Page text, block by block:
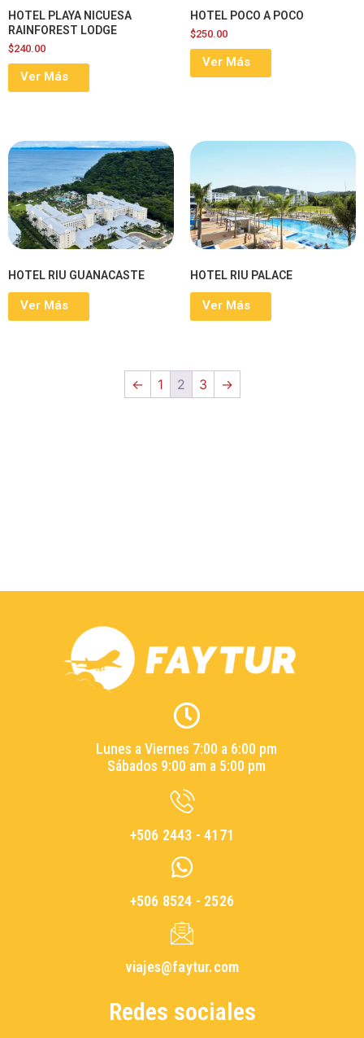
HOTEL PLAYA NICUESA
RAINFOREST LODGE
$240.00
Ver Más
HOTEL POCO A POCO
$250.00
Ver Más
HOTEL RIU GUANACASTE
Ver Más
HOTEL RIU PALACE
Ver Más
← 1 2 3 →
Lunes a Viernes 7:00 a 6:00 pm
Sábados 9:00 am a 5:00 pm
+506 2443 - 4171
+506 8524 - 2526
viajes@faytur.com
Redes sociales